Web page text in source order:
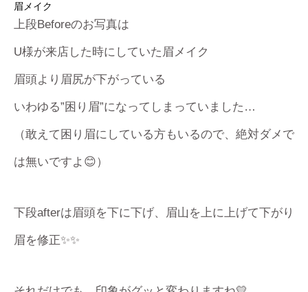
眉メイク
上段Beforeのお写真は
U様が来店した時にしていた眉メイク
眉頭より眉尻が下がっている
いわゆる”困り眉”になってしまっていました…
（敢えて困り眉にしている方もいるので、絶対ダメで
は無いですよ😊）
下段afterは眉頭を下に下げ、眉山を上に上げて下がり
眉を修正✨✨